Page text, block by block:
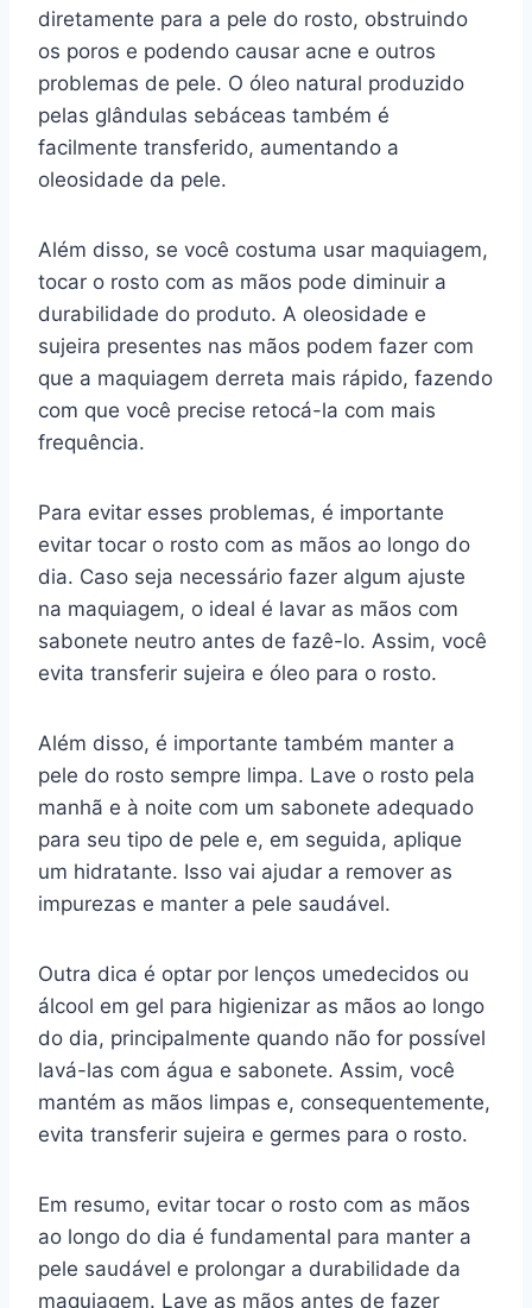
diretamente para a pele do rosto, obstruindo
os poros e podendo causar acne e outros
problemas de pele. O óleo natural produzido
pelas glândulas sebáceas também é
facilmente transferido, aumentando a
oleosidade da pele.
Além disso, se você costuma usar maquiagem,
tocar o rosto com as mãos pode diminuir a
durabilidade do produto. A oleosidade e
sujeira presentes nas mãos podem fazer com
que a maquiagem derreta mais rápido, fazendo
com que você precise retocá-la com mais
frequência.
Para evitar esses problemas, é importante
evitar tocar o rosto com as mãos ao longo do
dia. Caso seja necessário fazer algum ajuste
na maquiagem, o ideal é lavar as mãos com
sabonete neutro antes de fazê-lo. Assim, você
evita transferir sujeira e óleo para o rosto.
Além disso, é importante também manter a
pele do rosto sempre limpa. Lave o rosto pela
manhã e à noite com um sabonete adequado
para seu tipo de pele e, em seguida, aplique
um hidratante. Isso vai ajudar a remover as
impurezas e manter a pele saudável.
Outra dica é optar por lenços umedecidos ou
álcool em gel para higienizar as mãos ao longo
do dia, principalmente quando não for possível
lavá-las com água e sabonete. Assim, você
mantém as mãos limpas e, consequentemente,
evita transferir sujeira e germes para o rosto.
Em resumo, evitar tocar o rosto com as mãos
ao longo do dia é fundamental para manter a
pele saudável e prolongar a durabilidade da
maquiagem. Lave as mãos antes de fazer